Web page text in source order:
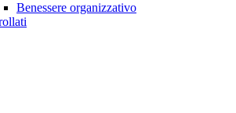
Benessere organizzativo